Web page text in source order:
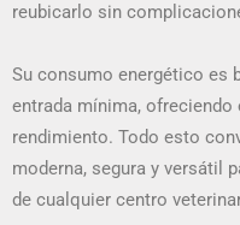
reubicarlo sin
Su consumo energético es
entrada mínima,
rendimiento. Todo esto
moderna, segura y versátil
de cualquier centro